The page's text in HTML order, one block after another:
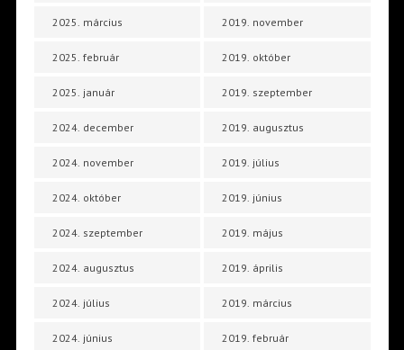
2025. március
2025. február
2025. január
2024. december
2024. november
2024. október
2024. szeptember
2024. augusztus
2024. július
2024. június
2019. november
2019. október
2019. szeptember
2019. augusztus
2019. július
2019. június
2019. május
2019. április
2019. március
2019. február